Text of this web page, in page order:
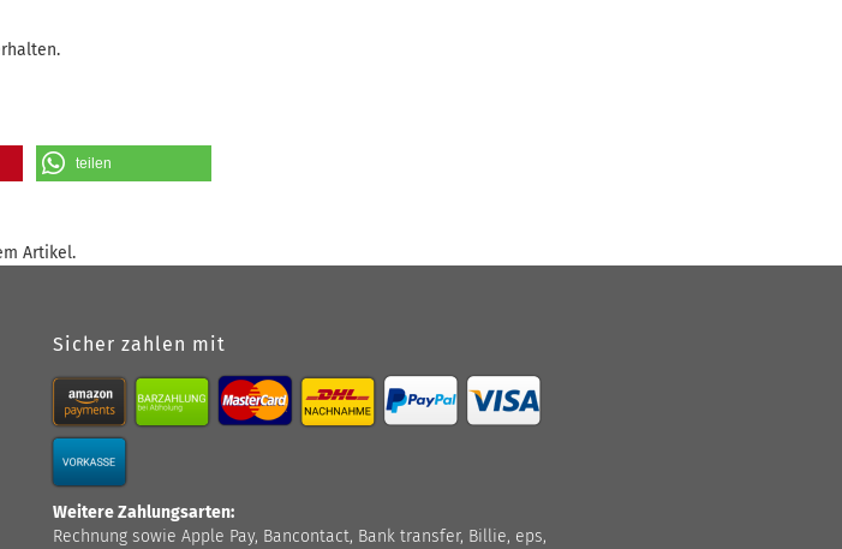
teilen
Artikel.
Sicher zahlen mit
Weitere Zahlungsarten:
Rechnung sowie Apple Pay, Bancontact, Bank transfer, Billie, eps,